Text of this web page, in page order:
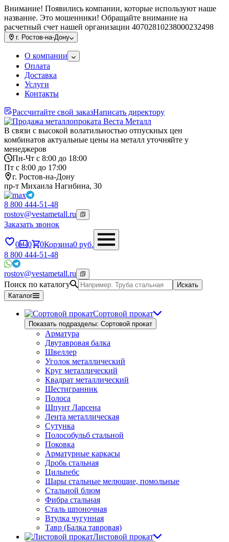
Внимание! Появились компании, которые используют наше
название. Это мошенники! Обращайте внимание на
расчетный счет нашей организации 40702810238000232498
г. Ростов-на-Дону
О компании
Оплата
Доставка
Услуги
Контакты
Рассчитайте свой заказНаписать директору
В связи с высокой волатильностью отпускных цен
комбинатов актуальные цены на металл уточняйте у
менеджеров
Пн-Чт с 8:00 до 18:00
Пт с 8:00 до 17:00
г. Ростов-на-Дону
пр-т Михаила Нагибина, 30
8 800 444-51-48
rostov@vestametall.ru
Заказать звонок
0 0 0Корзина0 руб.
8 800 444-51-48
rostov@vestametall.ru
Поиск по каталогу
Искать
Каталог
Сортовой прокат
Показать подразделы: Сортовой прокат
Арматура
Двутавровая балка
Швеллер
Уголок металлический
Круг металлический
Квадрат металлический
Шестигранник
Полоса
Шпунт Ларсена
Лента металлическая
Сутунка
Полособульб стальной
Поковка
Арматурные каркасы
Дробь стальная
Цильпебс
Шары стальные мелющие, помольные
Стальной блюм
Фибра стальная
Сталь шпоночная
Втулка чугунная
Тавр (Балка тавровая)
Листовой прокат